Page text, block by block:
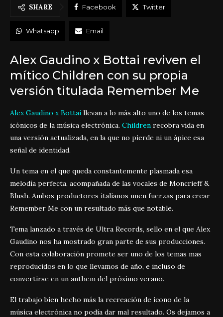
SHARE Facebook Twitter
Whatsapp Email
Alex Gaudino x Bottai reviven el
mítico Children con su propia
versión titulada Remember Me
Alex Gaudino x Bottai llevan a lo más alto uno de los temas
icónicos de la música electrónica. Children recobra vida en
una versión actualizada, en la que no pierde ni un ápice esa
señal de identidad.
Un tema en el que queda constantemente plasmada esa
melodía perfecta, acompañada de las vocales de Moncrieff &
Blush. Ambos productores italianos unen fuerzas para crear
Remember Me con un resultado más que notable.
Tema lanzado a través de Ultra Records, sello en el que Alex
Gaudino nos ha mostrado gran parte de sus producciones.
Con esta colaboración promete ser uno de los temas mas
reproducidos en lo que llevamos de año, e incluso de
convertirse en un anthem del próximo verano.
El trabajo bien hecho más la recreación de icono de la
música electrónica no podía dar mal resultado. Os dejamos a